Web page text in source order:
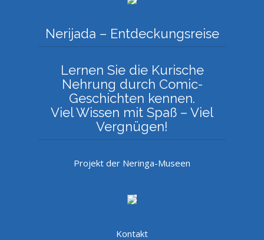
Nerijada – Entdeckungsreise
Lernen Sie die Kurische
Nehrung durch Comic-
Geschichten kennen.
Viel Wissen mit Spaß – Viel
Vergnügen!
Projekt der Neringa-Museen
Kontakt